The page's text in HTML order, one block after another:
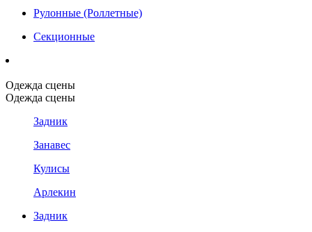
Рулонные (Роллетные)
Секционные
Одежда сцены
Одежда сцены
Задник
Занавес
Кулисы
Арлекин
Задник